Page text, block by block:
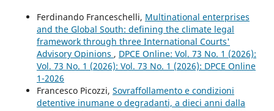
Ferdinando Franceschelli, Multinational enterprises
and the Global South: defining the climate legal
framework through three International Courts'
Advisory Opinions , DPCE Online: Vol. 73 No. 1 (2026):
Vol. 73 No. 1 (2026): Vol. 73 No. 1 (2026): DPCE Online
1-2026
Francesco Picozzi, Sovraffollamento e condizioni
detentive inumane o degradanti, a dieci anni dalla